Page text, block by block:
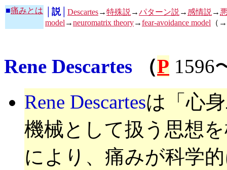
■痛みとは │説│ Descartes→特殊説 →パターン説 →感情説 →
model →neuromatrix theory→fear-avoidance model （→
Rene Descartes （P 1596
Rene Descartesは「心
機械として扱う思想
により、痛みが科学